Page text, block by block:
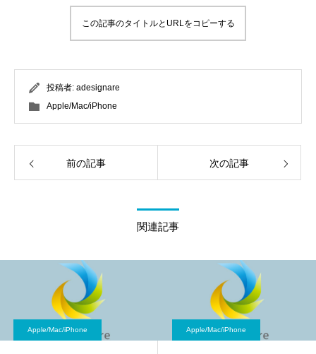
この記事のタイトルとURLをコピーする
投稿者: adesignare
Apple/Mac/iPhone
前の記事 次の記事
関連記事
Apple/Mac/iPhone Apple/Mac/iPhone